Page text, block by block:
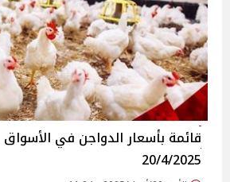
20/4/2025